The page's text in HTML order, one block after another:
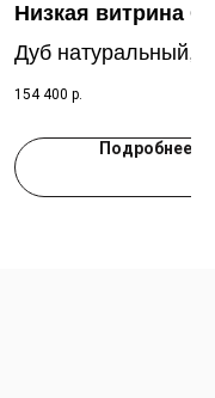
Низкая витрина
Дуб натуральный,
песок WCP 083
154 400 р.
Подробнее